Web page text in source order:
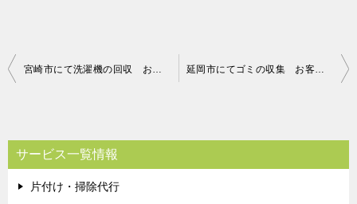
投
ビ
ゲ
ー
宮崎市にて洗濯機の回収 お客様の声 延岡市にてゴミの収集 お客様の声
サービス一覧情報
片付け・掃除代行